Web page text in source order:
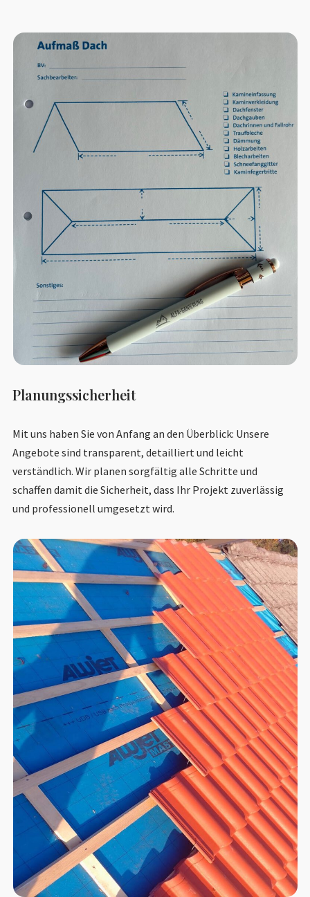
Planungssicherheit
Mit uns haben Sie von Anfang an den Überblick: Unsere
Angebote sind transparent, detailliert und leicht
verständlich. Wir planen sorgfältig alle Schritte und
schaffen damit die Sicherheit, dass Ihr Projekt zuverlässig
und professionell umgesetzt wird.